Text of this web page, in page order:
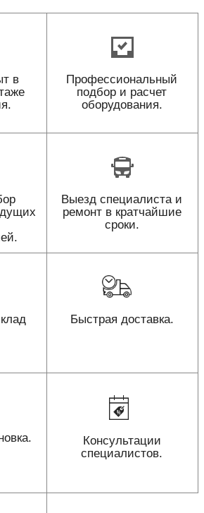
в
Профессиональный
подбор и расчет
оборудования.
Выезд специалиста и
ремонт в кратчайшие
сроки.
Быстрая доставка.
Консультации
специалистов.